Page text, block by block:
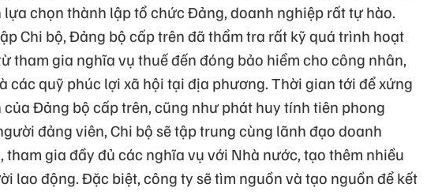
chọn thành lập tổ chức Đảng, doanh nghiệp rất tự hào.
Chi bộ, Đảng bộ cấp trên đã thẩm tra rất kỹ quá trình hoạt
tham gia nghĩa vụ thuế đến đóng bảo hiểm cho công nhân,
các quỹ phúc lợi xã hội tại địa phương. Thời gian tới để xứng
Đảng bộ cấp trên, cũng như phát huy tính tiên phong
đảng viên, Chi bộ sẽ tập trung cùng lãnh đạo doanh
tham gia đầy đủ các nghĩa vụ với Nhà nước, tạo thêm nhiều
lao động. Đặc biệt, công ty sẽ tìm nguồn và tạo nguồn để kết